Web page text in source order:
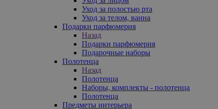
Уход за полостью рта
Уход за телом, ванна
Подарки парфюмерия
Назад
Подарки парфюмерия
Подарочные наборы
Полотенца
Назад
Полотенца
Наборы, комплекты - полотенца
Полотенца
Предметы интерьера